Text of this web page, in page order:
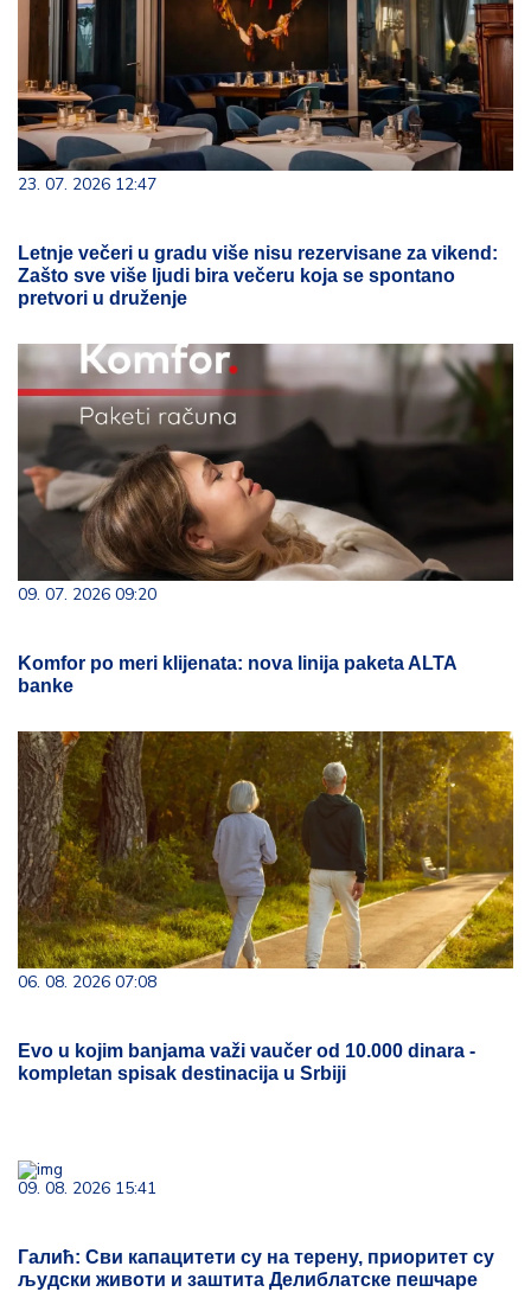
23. 07. 2026 12:47
Letnje večeri u gradu više nisu rezervisane za vikend:
Zašto sve više ljudi bira večeru koja se spontano
pretvori u druženje
09. 07. 2026 09:20
Komfor po meri klijenata: nova linija paketa ALTA
banke
06. 08. 2026 07:08
Evo u kojim banjama važi vaučer od 10.000 dinara -
kompletan spisak destinacija u Srbiji
09. 08. 2026 15:41
Галић: Сви капацитети су на терену, приоритет су
људски животи и заштита Делиблатске пешчаре